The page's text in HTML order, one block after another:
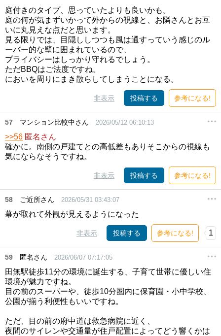
庭付きのタイプ、思っていたよりも良いかも。
庭の何が気まずいかって外からの視線と、お隣さんとお互
いに丸見えな点だと思います。
見る限りでは、目隠ししつつも風は通すっていう感じのル
ーバー的な壁に囲まれているので、
プライバシーはしっかり守れるでしょう。
ただBBQはご法度ですね。
においを周りにまき散らしてしまうことになる。
非表示 投稿する 参考になる!
57 マンション比較中さん 2026/05/12 06:10:13
>>56 匿名さん
確かに。南側の戸建てとの高低差もありそこからの視線も
気にならなそうですね。
非表示 投稿する 参考になる!
58 ご近所さん 2026/05/31 03:43:07
幕が取れて外観が見えるようになった
非表示 投稿する 参考になる! 1
59 匿名さん 2026/06/07 07:17:05
田無駅徒歩11分の環境に誕生する、子育て世帯に優しい住
環境が魅力ですね。
目の前のスーパーや、徒歩10分圏内に保育園・小中学校、
公園が揃う利便性もいいですね。
ただ、目の前の府中道は救急病院に近く、
夜間のサイレンや交通量が住戸配置によってどう響くかは